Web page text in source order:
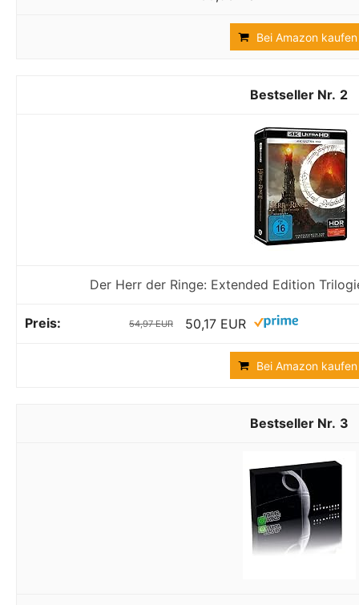
Bei Amazon kaufen
2
Der Herr der Ringe: Extended Edition
54,97 EUR 50,17 EUR
Bei Amazon kaufen
3